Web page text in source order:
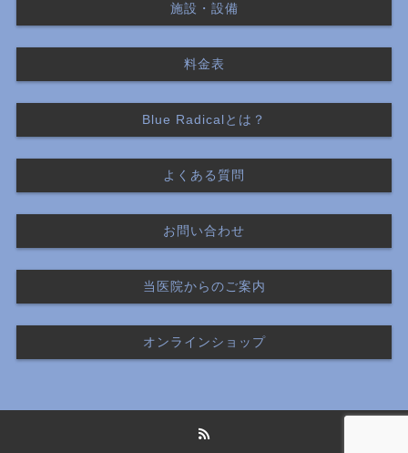
施設・設備
料金表
Blue Radicalとは？
よくある質問
お問い合わせ
当医院からのご案内
オンラインショップ